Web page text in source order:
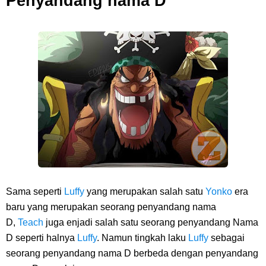
Sama seperti Luffy yang merupakan salah satu Yonko era
baru yang merupakan seorang penyandang nama
D, Teach juga enjadi salah satu seorang penyandang Nama
D seperti halnya Luffy. Namun tingkah laku Luffy sebagai
seorang penyandang nama D berbeda dengan penyandang